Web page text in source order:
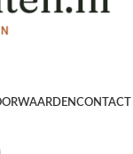
CONTACT